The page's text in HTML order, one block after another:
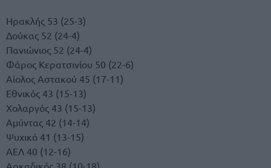
Ηρακλής 53 (25-3)
Δούκας 52 (24-4)
Πανιώνιος 52 (24-4)
Φάρος Κερατσινίου 50 (22-6)
Αίολος Αστακού 45 (17-11)
Εθνικός 43 (15-13)
Χολαργός 43 (15-13)
Αμύντας 42 (14-14)
Ψυχικό 41 (13-15)
ΑΕΛ 40 (12-16)